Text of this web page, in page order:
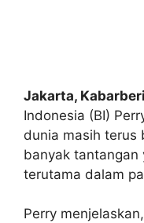
Jakarta,
Indonesia (BI)
dunia masih terus
banyak tantangan
terutama dalam
Perry